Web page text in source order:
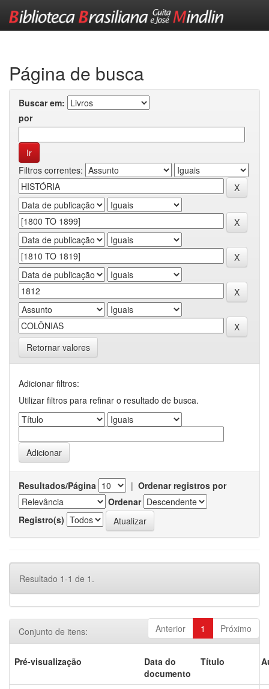
Página de busca
Buscar em:
por
Filtros correntes:
Retornar valores
Adicionar filtros:
Utilizar filtros para refinar o resultado de busca.
Resultados/Página | Ordenar registros por
Ordenar
Registro(s)
Resultado 1-1 de 1.
Anterior 1 Próximo
Conjunto de itens:
Pré-visualização
Data do
documento
Título